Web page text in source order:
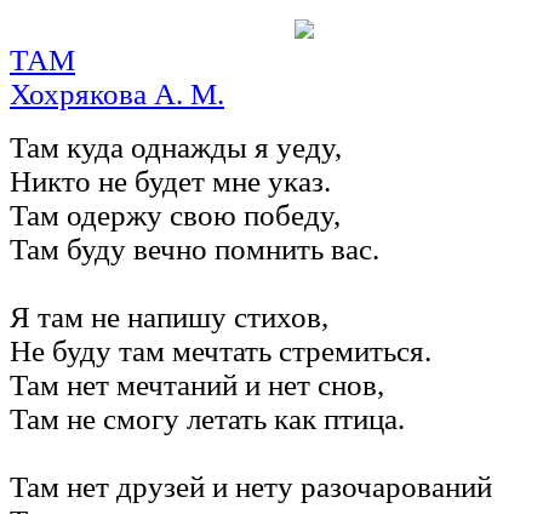
ТАМ
Хохрякова А. М.
Там куда однажды я уеду,
Никто не будет мне указ.
Там одержу свою победу,
Там буду вечно помнить вас.
Я там не напишу стихов,
Не буду там мечтать стремиться.
Там нет мечтаний и нет снов,
Там не смогу летать как птица.
Там нет друзей и нету разочарований